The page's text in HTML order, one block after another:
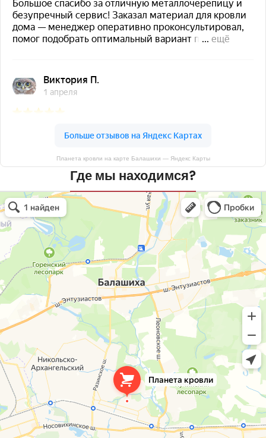
Планета кровли на карте Балашихи — Яндекс Карты
Где мы находимся?
Планета кровли
Кровля и кровельные материалы в Балашихе
Окна в Балашихе